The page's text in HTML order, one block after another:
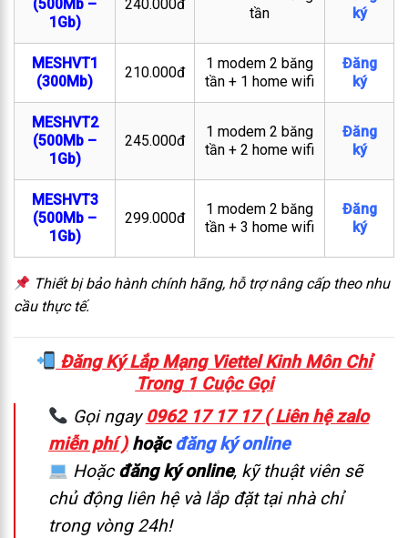
(500Mb –
1Gb)
240.000đ
tần
ký
MESHVT1
(300Mb)
210.000đ
1 modem 2 băng
tần + 1 home wifi
Đăng
ký
MESHVT2
(500Mb –
1Gb)
245.000đ
1 modem 2 băng
tần + 2 home wifi
Đăng
ký
MESHVT3
(500Mb –
1Gb)
299.000đ
1 modem 2 băng
tần + 3 home wifi
Đăng
ký
Thiết bị bảo hành chính hãng, hỗ trợ nâng cấp theo nhu
cầu thực tế.
Đăng Ký Lắp Mạng Viettel Kinh Môn Chỉ
Trong 1 Cuộc Gọi
Gọi ngay 0962 17 17 17 ( Liên hệ zalo
miễn phí )hoặcđăng ký online
Hoặcđăng ký online, kỹ thuật viên sẽ
chủ động liên hệ và lắp đặt tại nhà chỉ
trong vòng 24h!